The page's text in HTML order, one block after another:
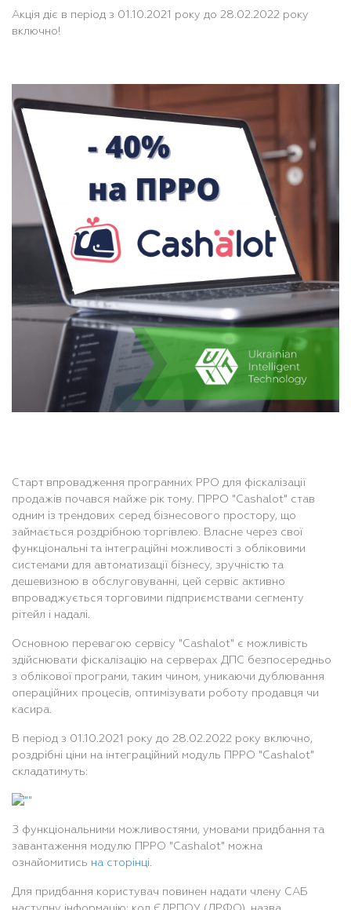
Акція діє в період з 01.10.2021 року до 28.02.2022 року
включно!
Старт впровадження програмних РРО для фіскалізації
продажів почався майже рік тому. ПРРО "Cashalot" став
одним із трендових серед бізнесового простору, що
займається роздрібною торгівлею. Власне через свої
функціональні та інтеграційні можливості з обліковими
системами для автоматизації бізнесу, зручністю та
дешевизною в обслуговуванні, цей сервіс активно
впроваджується торговими підприємствами сегменту
рітейл і надалі.
Основною перевагою сервісу "Cashalot" є можливість
здійснювати фіскалізацію на серверах ДПС безпосередньо
з облікової програми, таким чином, уникаючи дублювання
операційних процесів, оптимізувати роботу продавця чи
касира.
В період з 01.10.2021 року до 28.02.2022 року включно,
роздрібні ціни на інтеграційний модуль ПРРО "Cashalot"
складатимуть:
З функціональними можливостями, умовами придбання та
завантаження модулю ПРРО "Cashalot" можна
ознайомитись на сторінці.
Для придбання користувач повинен надати члену САБ